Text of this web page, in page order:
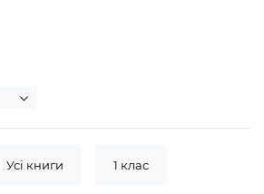
Усі книги 1 клас